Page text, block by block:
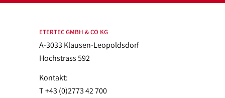
ETERTEC GMBH & CO KG
A-3033 Klausen-Leopoldsdorf
Hochstrass 592
Kontakt:
T +43 (0)2773 42 700